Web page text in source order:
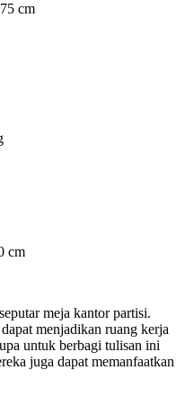
сm
сm
meja kantor partisi.
menjadikan ruang kerja
untuk berbagi tulisan ini
juga dapat memanfaatkan